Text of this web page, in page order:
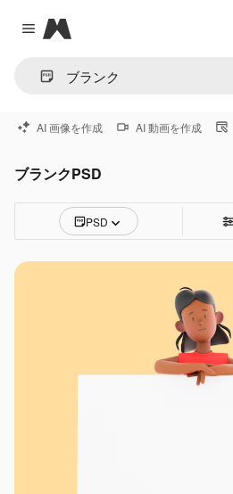
Close menu
Magnific
AI 画像を作成 AI 動画を作成
ブランクPSD
PSD